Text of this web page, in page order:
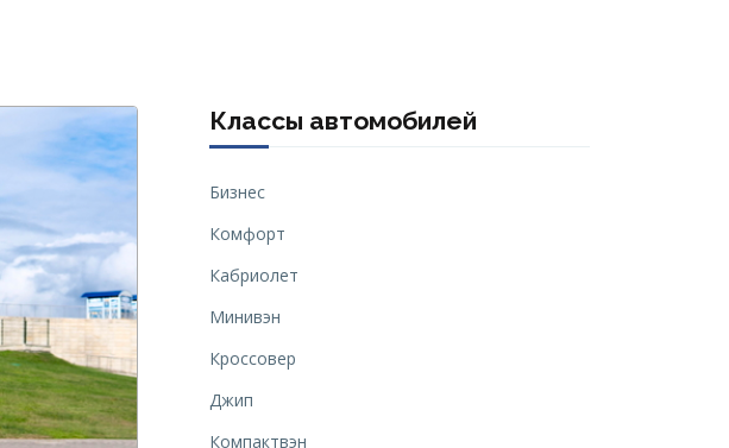
Классы автомобилей
Бизнес
Комфорт
Кабриолет
Минивэн
Кроссовер
Джип
Компактвэн